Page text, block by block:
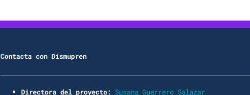
Contacta con Dismupren
Directora del proyecto: Susana Guerrero Salazar